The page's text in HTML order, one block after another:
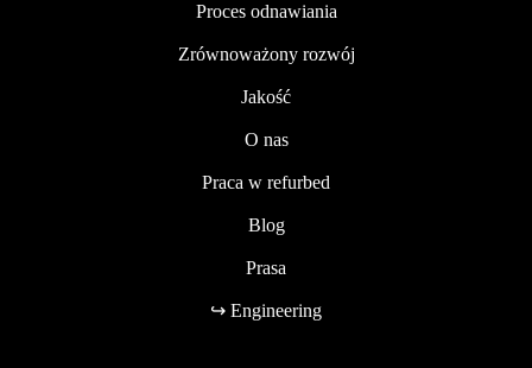
Proces odnawiania
Zrównoważony rozwój
Jakość
O nas
Praca w refurbed
Blog
Prasa
↪ Engineering